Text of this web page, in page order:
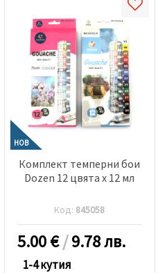
НОВ
Комплект темперни бои
Dozen 12 цвята x 12 мл
Код: 845058
5.00€/9.78 лв.
1-4 кутия